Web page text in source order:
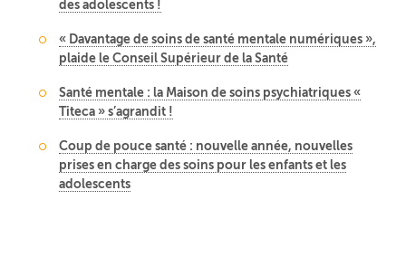
des adolescents !
« Davantage de soins de santé mentale numériques »,
plaide le Conseil Supérieur de la Santé
Santé mentale : la Maison de soins psychiatriques «
Titeca » s’agrandit !
Coup de pouce santé : nouvelle année, nouvelles
prises en charge des soins pour les enfants et les
adolescents